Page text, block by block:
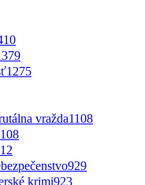
1275
vražda1108
929
krimi923